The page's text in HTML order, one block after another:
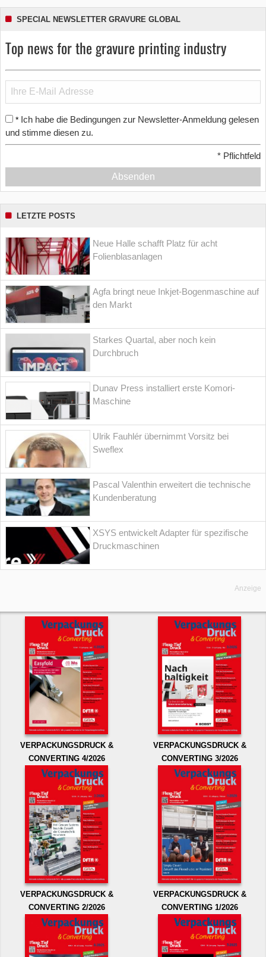
SPECIAL NEWSLETTER GRAVURE GLOBAL
Top news for the gravure printing industry
* Ich habe die Bedingungen zur Newsletter-Anmeldung gelesen
und stimme diesen zu.
* Pflichtfeld
Absenden
LETZTE POSTS
Neue Halle schafft Platz für acht
Folienblasanlagen
Agfa bringt neue Inkjet-Bogenmaschine auf
den Markt
Starkes Quartal, aber noch kein
Durchbruch
Dunav Press installiert erste Komori-
Maschine
Ulrik Fauhlér übernimmt Vorsitz bei
Sweflex
Pascal Valenthin erweitert die technische
Kundenberatung
XSYS entwickelt Adapter für spezifische
Druckmaschinen
Anzeige
VERPACKUNGSDRUCK &
CONVERTING 4/2026
VERPACKUNGSDRUCK &
CONVERTING 3/2026
VERPACKUNGSDRUCK &
CONVERTING 2/2026
VERPACKUNGSDRUCK &
CONVERTING 1/2026